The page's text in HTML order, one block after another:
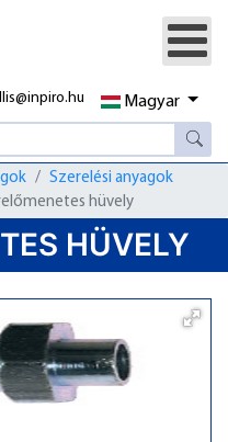
Magyar
Szerelési anyagok
hüvely
HÜVELY